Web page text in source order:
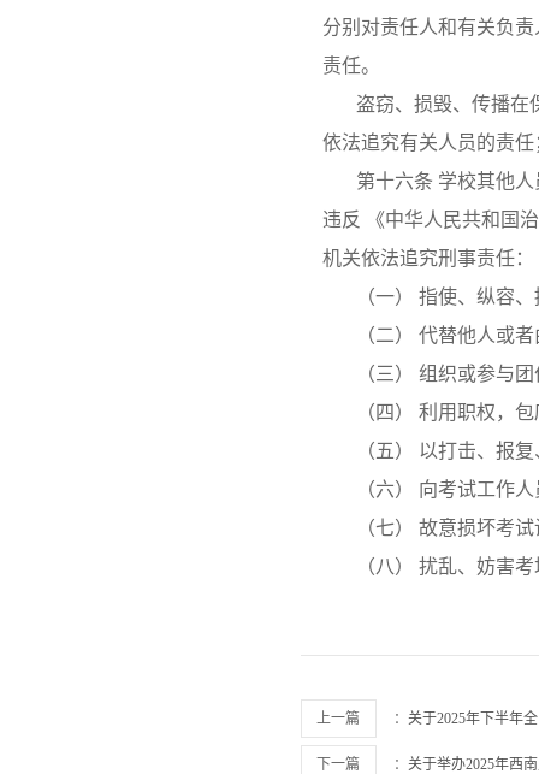
分别对责任人和有关负
责任。
盗窃、损毁、传播在
依法追究有关人员的责
第十六条 学校其他
违反 《中华人民共和国
机关依法追究刑事责任：
（一） 指使、纵容
（二） 代替他人或
（三） 组织或参与
（四） 利用职权，
（五） 以打击、报
（六） 向考试工作
（七） 故意损坏考
（八） 扰乱、妨害
上一篇 ： 关于2025年下半年
下一篇 ： 关于举办2025年西